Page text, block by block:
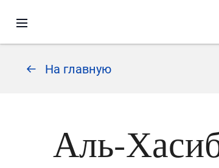
На главную
Аль-